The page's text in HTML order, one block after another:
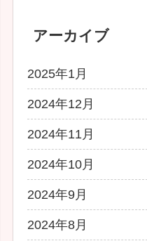
アーカイブ
2025年1月
2024年12月
2024年11月
2024年10月
2024年9月
2024年8月